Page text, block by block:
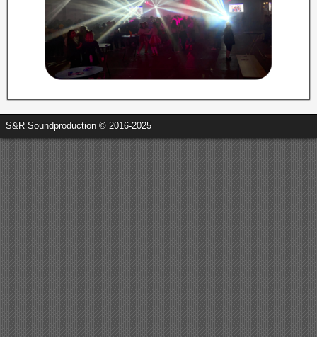
S&R Soundproduction © 2016-2025